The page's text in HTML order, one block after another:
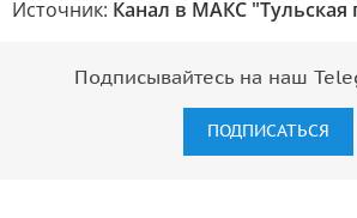
Источник: Канал в МАКС "Тульская
Подписывайтесь на наш
ПОДПИСАТЬСЯ